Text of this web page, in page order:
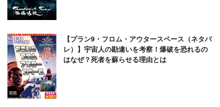
【プラン9・フロム・アウタースペース（ネタバ
レ）】宇宙人の勘違いを考察！爆破を恐れるの
はなぜ？死者を蘇らせる理由とは